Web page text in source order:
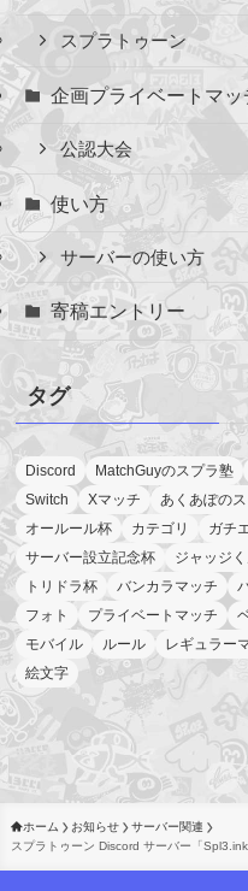
スプラトゥーン
企画プライベートマッ
公認大会
使い方
サーバーの使い方
寄稿エントリー
タグ
Discord MatchGuyのスプラ塾
Switch
Xマッチ あくあぽの
オールール杯
カテゴリ ガチ
サーバー設立記念杯
ジャッジ
トリドラ杯
バンカラマッチ
フォト
プライベートマッチ
モバイル
ルール レギュラー
絵文字
ホーム お知らせ
サーバー関連
スプラトゥーン Discord サーバー「